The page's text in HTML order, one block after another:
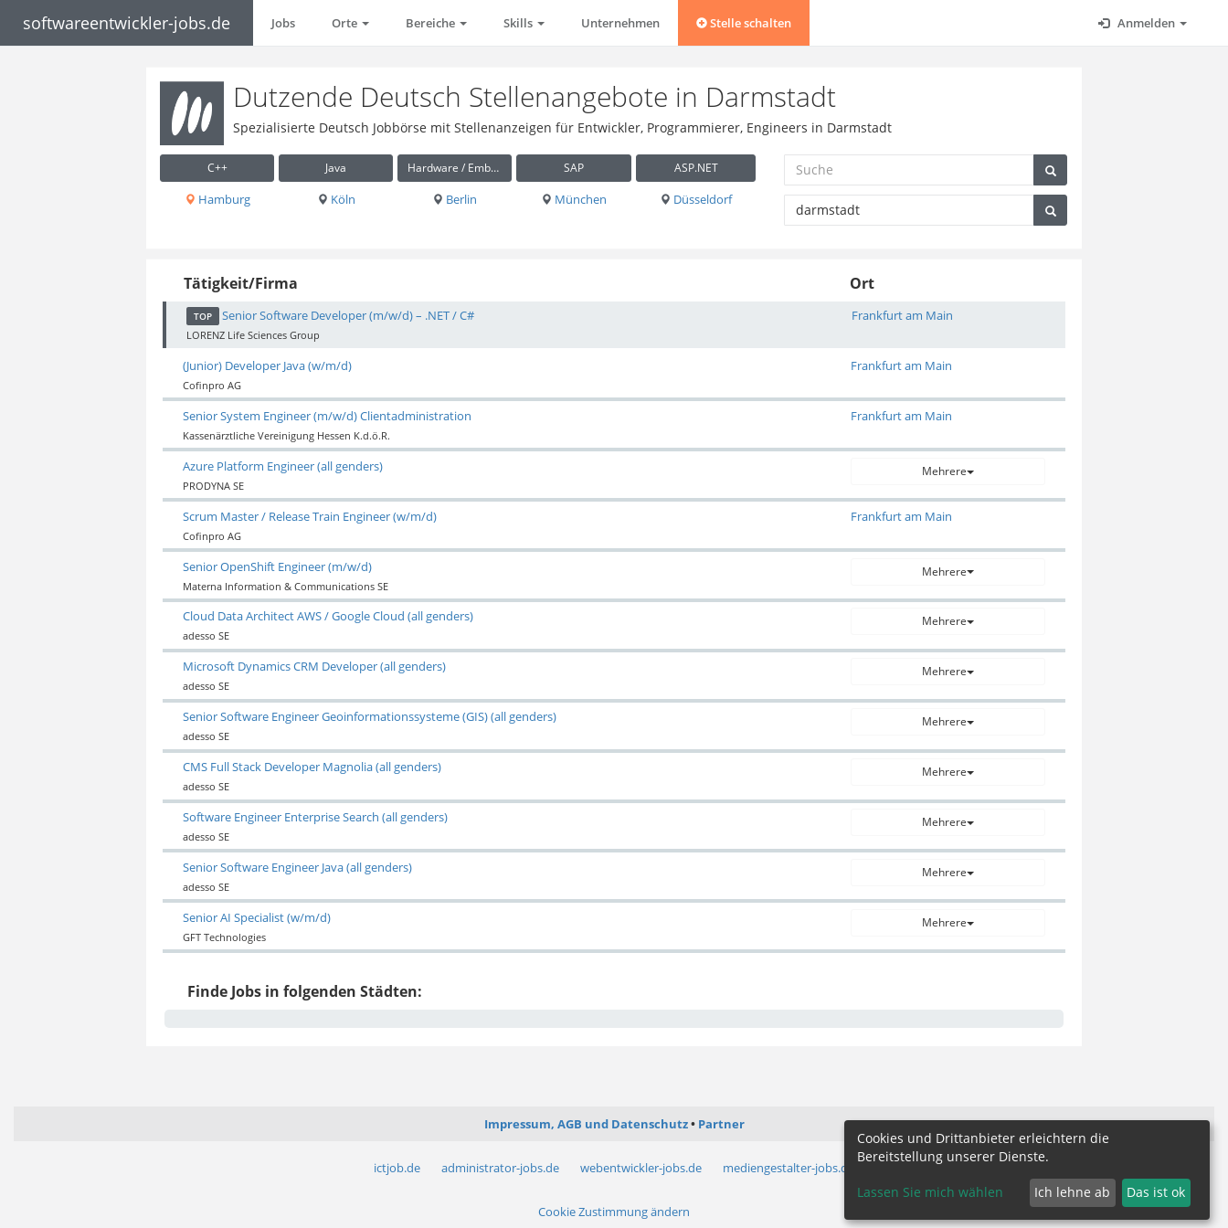
softwareentwickler-jobs.de Jobs Orte Bereiche Skills Unternehmen Stelle schalten Anmelden
Dutzende Deutsch Stellenangebote in Darmstadt
Spezialisierte Deutsch Jobbörse mit Stellenanzeigen für Entwickler, Programmierer, Engineers in Darmstadt
C++ Java Hardware / Embedded SAP ASP.NET
Hamburg Köln Berlin München Düsseldorf
Tätigkeit/Firma Ort
TOP Senior Software Developer (m/w/d) – .NET / C#
LORENZ Life Sciences Group
Frankfurt am Main
(Junior) Developer Java (w/m/d)
Cofinpro AG
Frankfurt am Main
Senior System Engineer (m/w/d) Clientadministration
Kassenärztliche Vereinigung Hessen K.d.ö.R.
Frankfurt am Main
Azure Platform Engineer (all genders)
PRODYNA SE
Mehrere
Scrum Master / Release Train Engineer (w/m/d)
Cofinpro AG
Frankfurt am Main
Senior OpenShift Engineer (m/w/d)
Materna Information & Communications SE
Mehrere
Cloud Data Architect AWS / Google Cloud (all genders)
adesso SE
Mehrere
Microsoft Dynamics CRM Developer (all genders)
adesso SE
Mehrere
Senior Software Engineer Geoinformationssysteme (GIS) (all genders)
adesso SE
Mehrere
CMS Full Stack Developer Magnolia (all genders)
adesso SE
Mehrere
Software Engineer Enterprise Search (all genders)
adesso SE
Mehrere
Senior Software Engineer Java (all genders)
adesso SE
Mehrere
Senior AI Specialist (w/m/d)
GFT Technologies
Mehrere
Finde Jobs in folgenden Städten:
Impressum, AGB und Datenschutz Partner
ictjob.de administrator-jobs.de webentwickler-jobs.de mediengestalter-jobs.de
Cookie Zustimmung ändern
Cookies und Drittanbieter erleichtern die
Bereitstellung unserer Dienste.
Lassen Sie mich wählen Ich lehne ab Das ist ok